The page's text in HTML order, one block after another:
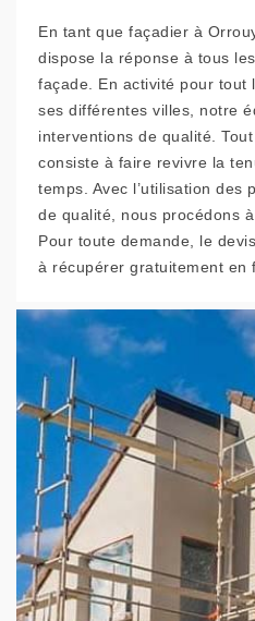
En tant que façadier à
dispose la réponse à tous
façade. En activité pour tout
ses différentes villes, notre
interventions de qualité.
consiste à faire revivre la
temps. Avec l’utilisation des
de qualité, nous procédons
Pour toute demande, le
à récupérer gratuitement en